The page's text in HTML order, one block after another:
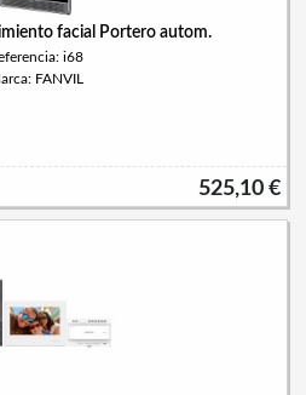
facial Portero autom.
i68
FANVIL
525,10 €